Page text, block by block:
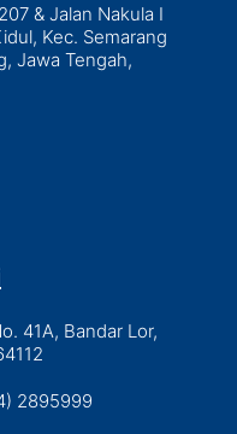
& Jalan Nakula I
Kec. Semarang
Jawa Tengah,
41A, Bandar Lor,
2895999